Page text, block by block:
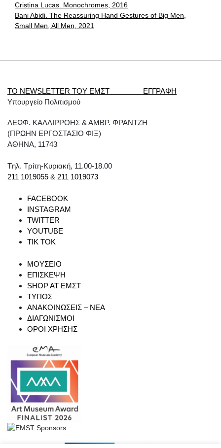
Cristina Lucas. Monochromes, 2016
Bani Abidi. The Reassuring Hand Gestures of Big Men,
Small Men, All Men, 2021
ΤΟ NEWSLETTER ΤΟΥ ΕΜΣΤ ΕΓΓΡΑΦΗ
Υπουργείο Πολιτισμού
ΛΕΩΦ. ΚΑΛΛΙΡΡΟΗΣ & ΑΜΒΡ. ΦΡΑΝΤΖΗ
(ΠΡΩΗΝ ΕΡΓΟΣΤΑΣΙΟ ΦΙΞ)
ΑΘΗΝΑ, 11743
Tηλ. Τρίτη-Κυριακή, 11.00-18.00
211 1019055 & 211 1019073
FACEBOOK
INSTAGRAM
TWITTER
YOUTUBE
TIK TOK
ΜΟΥΣΕΙΟ
ΕΠΙΣΚΕΨΗ
SHOP AT ΕΜΣΤ
ΤΥΠΟΣ
ΑΝΑΚΟΙΝΩΣΕΙΣ – ΝΕΑ
ΔΙΑΓΩΝΙΣΜΟΙ
ΟΡΟΙ ΧΡΗΣΗΣ